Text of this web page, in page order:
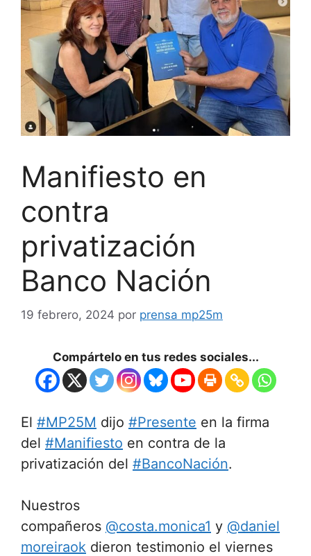
Manifiesto en
contra
privatización
Banco Nación
19 febrero, 2024 por prensa mp25m
Compártelo en tus redes sociales...
El #MP25M dijo #Presente en la firma
del #Manifiesto en contra de la
privatización del #BancoNación.
Nuestros
compañeros @costa.monica1 y @daniel
moreiraok dieron testimonio el viernes